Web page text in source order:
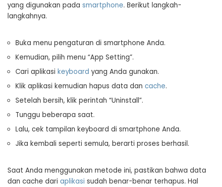
yang digunakan pada smartphone. Berikut langkah-
langkahnya.
Buka menu pengaturan di smartphone Anda.
Kemudian, pilih menu “App Setting”.
Cari aplikasi keyboard yang Anda gunakan.
Klik aplikasi kemudian hapus data dan cache.
Setelah bersih, klik perintah “Uninstall”.
Tunggu beberapa saat.
Lalu, cek tampilan keyboard di smartphone Anda.
Jika kembali seperti semula, berarti proses berhasil.
Saat Anda menggunakan metode ini, pastikan bahwa data
dan cache dari aplikasi sudah benar-benar terhapus. Hal